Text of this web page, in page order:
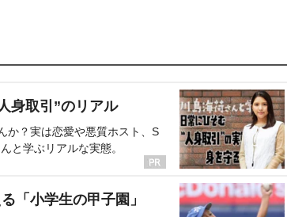
身取引”のリアル
か？実は恋愛や悪質ホスト、S
と学ぶリアルな実態。
「小学生の甲子園」